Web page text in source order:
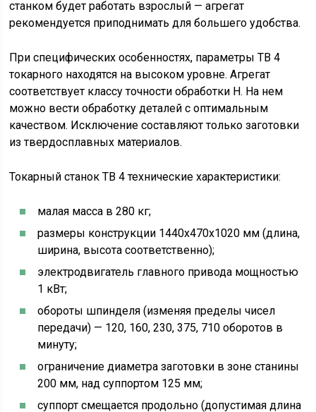
станком будет работать взрослый — агрегат
рекомендуется приподнимать для большего удобства.
При специфических особенностях, параметры ТВ 4
токарного находятся на высоком уровне. Агрегат
соответствует классу точности обработки Н. На нем
можно вести обработку деталей с оптимальным
качеством. Исключение составляют только заготовки
из твердосплавных материалов.
Токарный станок ТВ 4 технические характеристики:
малая масса в 280 кг;
размеры конструкции 1440х470х1020 мм (длина,
ширина, высота соответственно);
электродвигатель главного привода мощностью
1 кВт;
обороты шпинделя (изменяя пределы чисел
передачи) — 120, 160, 230, 375, 710 оборотов в
минуту;
ограничение диаметра заготовки в зоне станины
200 мм, над суппортом 125 мм;
суппорт смещается продольно (допустимая длина